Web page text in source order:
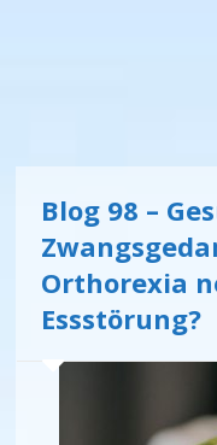
Blog 98 –
Orthorexia
Essstörung?